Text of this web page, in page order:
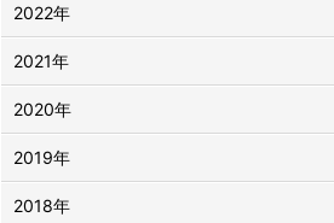
2022年
2021年
2020年
2019年
2018年